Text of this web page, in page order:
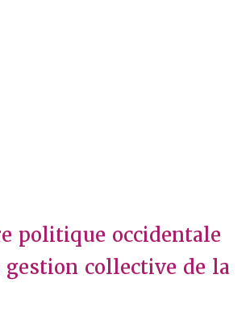
politique occidentale
collective de la